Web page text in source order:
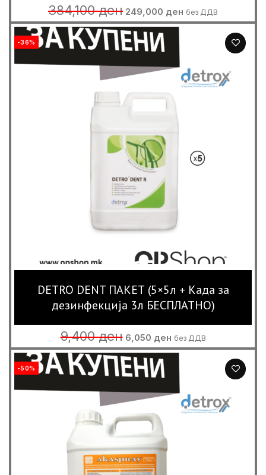
384,100ден Original
price
was:
384,100 ден.
249,000 ден
price
249,000 ден.
без ДДВ
-36%
DETRO DENT ПАКЕТ (5×5л + Кадa за
дезинфекција 3л БЕСПЛАТНО)
9,400ден Original
price
was:
9,400 ден.
6,050 ден
price
is:
6,050 ден.
без ДДВ
-50%